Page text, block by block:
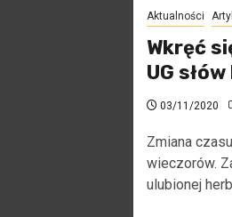
Aktualności
Wkręć
UG
03/11/2020
Zmiana
wieczorów.
ulubionej